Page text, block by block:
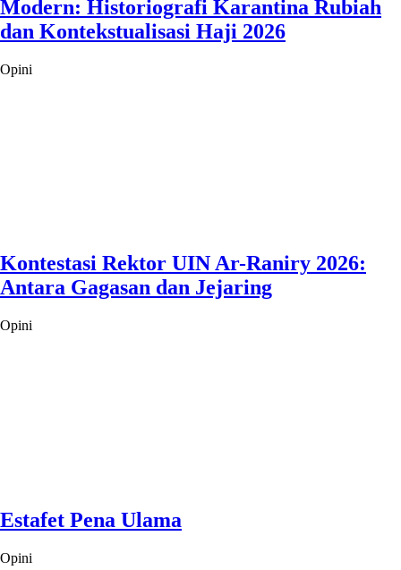
Modern: Historiografi Karantina Rubiah
dan Kontekstualisasi Haji 2026
Opini
Kontestasi Rektor UIN Ar-Raniry 2026:
Antara Gagasan dan Jejaring
Opini
Estafet Pena Ulama
Opini